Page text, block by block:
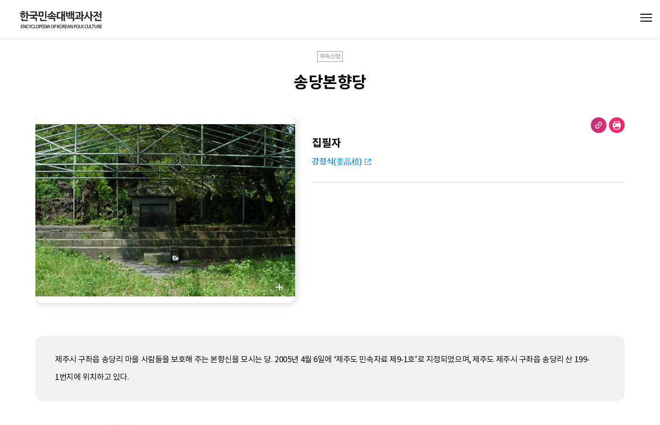
무속신앙
송당본향당
집필자
강정식(姜晶植)
제주시 구좌읍 송당리 마을 사람들을 보호해 주는 본향신을 모시는 당. 2005년 4월 6일에 ‘제주도 민속자료 제9-1호’로 지정되었으며, 제주도 제주시 구좌읍 송당리 산 199-
1번지에 위치하고 있다.